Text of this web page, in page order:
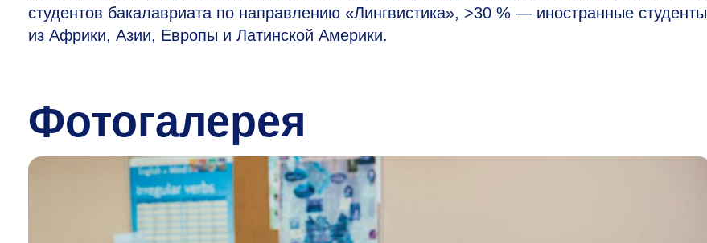
студентов бакалавриата по направлению «Лингвистика», >30 % — иностранные студенты
из Африки, Азии, Европы и Латинской Америки.
Фотогалерея